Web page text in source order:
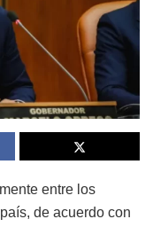
entre los
de acuerdo con